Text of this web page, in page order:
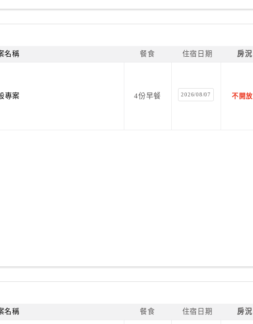
名稱 餐食 住宿日期 房況
專案 4份早餐 2026/08/07 不開放
名稱 餐食 住宿日期 房況